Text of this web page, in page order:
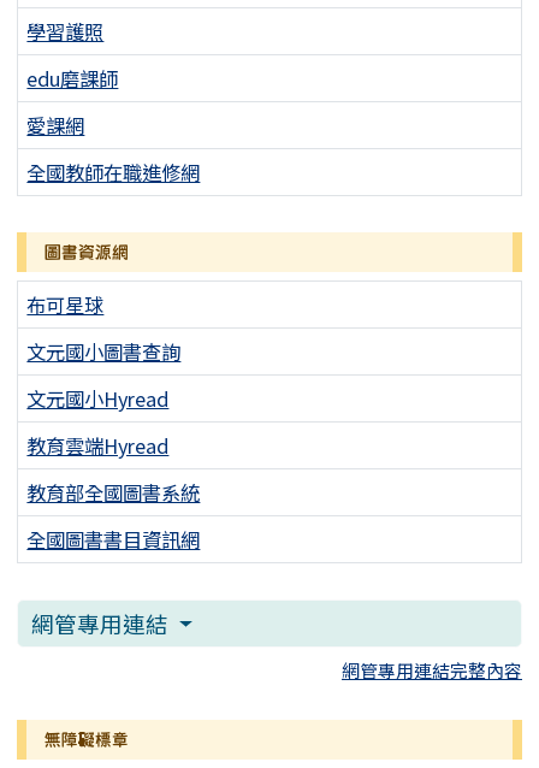
學習護照
edu磨課師
愛課網
全國教師在職進修網
圖書資源網
布可星球
文元國小圖書查詢
文元國小Hyread
教育雲端Hyread
教育部全國圖書系統
全國圖書書目資訊網
網管專用連結
網管專用連結完整內容
無障礙標章